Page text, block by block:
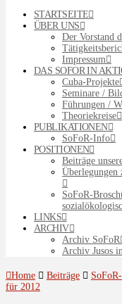
STARTSEITE
ÜBER UNS
Der Vorstand
Impressum
DAS SOFOR IN
Cuba-Projekte
Seminare /
Führungen /
Theoriekreise
PUBLIKATIONEN
SoFoR-Info
POSITIONEN
Beiträge
Überlegungen
SoFoR-
LINKS
ARCHIV
Archiv SoFoR
Archiv Jusos
Home Beiträge
für 2012